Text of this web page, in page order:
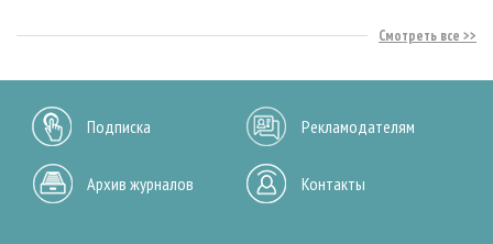
Смотреть все
Подписка Рекламодателям
Архив журналов Контакты